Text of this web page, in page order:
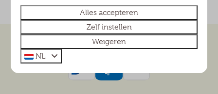
Veilig betalen
Alles accepteren
Zelf instellen
Weigeren
NL